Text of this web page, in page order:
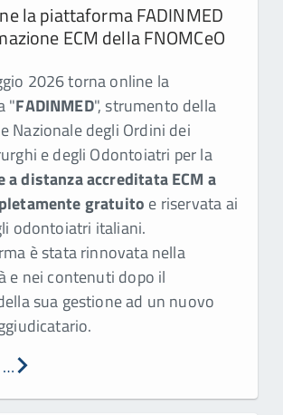
la piattaforma FADINMED
ECM della FNOMCeO
2026 torna online la
"FADINMED", strumento della
Nazionale degli Ordini dei
e degli Odontoiatri per la
a distanza accreditata ECM a
gratuito e riservata ai
odontoiatri italiani.
è stata rinnovata nella
e nei contenuti dopo il
sua gestione ad un nuovo
…